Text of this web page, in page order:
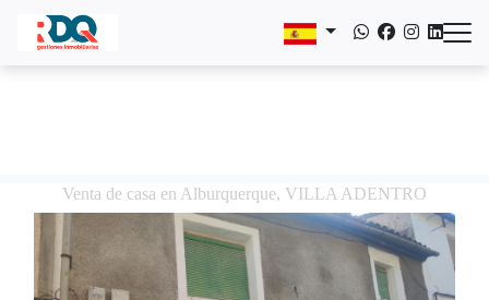
Venta de casa en Alburquerque, VILLA ADENTRO